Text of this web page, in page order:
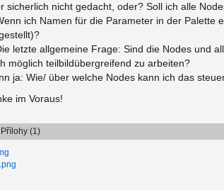
sicherlich nicht gedacht, oder? Soll ich alle
ich Namen für die Parameter in der Palette
letzte allgemeine Frage: Sind die Nodes und
möglich teilbildübergreifend zu arbeiten?
ja: Wie/ über welche Nodes kann ich das
im Voraus!
Přílohy (1)